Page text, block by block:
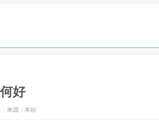
好
来源：本站